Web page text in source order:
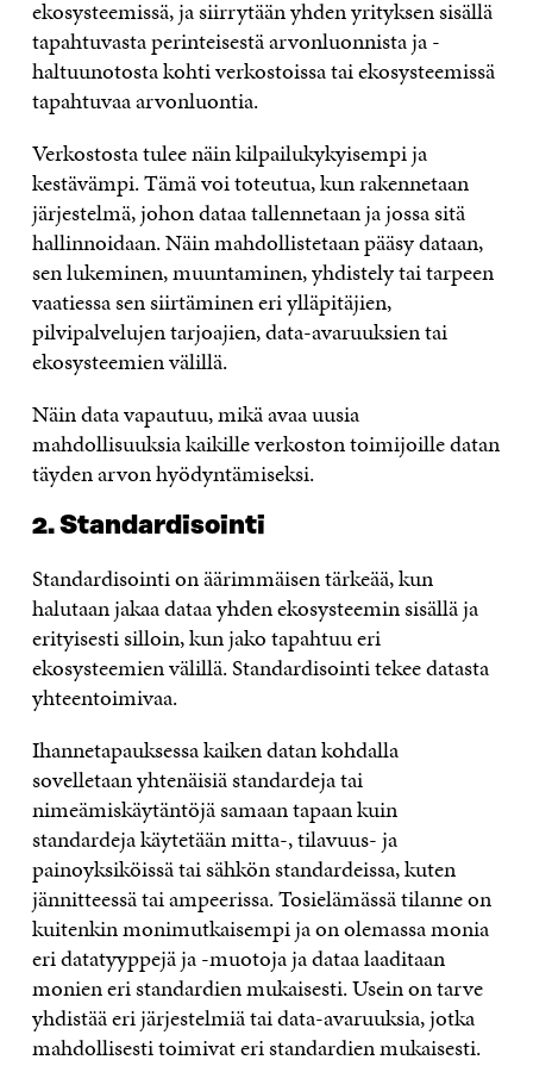
ekosysteemissä, ja siirrytään yhden yrityksen sisällä
tapahtuvasta perinteisestä arvonluonnista ja -
haltuunotosta kohti verkostoissa tai ekosysteemissä
tapahtuvaa arvonluontia.
Verkostosta tulee näin kilpailukykyisempi ja
kestävämpi. Tämä voi toteutua, kun rakennetaan
järjestelmä, johon dataa tallennetaan ja jossa sitä
hallinnoidaan. Näin mahdollistetaan pääsy dataan,
sen lukeminen, muuntaminen, yhdistely tai tarpeen
vaatiessa sen siirtäminen eri ylläpitäjien,
pilvipalvelujen tarjoajien, data-avaruuksien tai
ekosysteemien välillä.
Näin data vapautuu, mikä avaa uusia
mahdollisuuksia kaikille verkoston toimijoille datan
täyden arvon hyödyntämiseksi.
2. Standardisointi
Standardisointi on äärimmäisen tärkeää, kun
halutaan jakaa dataa yhden ekosysteemin sisällä ja
erityisesti silloin, kun jako tapahtuu eri
ekosysteemien välillä. Standardisointi tekee datasta
yhteentoimivaa.
Ihannetapauksessa kaiken datan kohdalla
sovelletaan yhtenäisiä standardeja tai
nimeämiskäytäntöjä samaan tapaan kuin
standardeja käytetään mitta-, tilavuus- ja
painoyksiköissä tai sähkön standardeissa, kuten
jännitteessä tai ampeerissa. Tosielämässä tilanne on
kuitenkin monimutkaisempi ja on olemassa monia
eri datatyyppejä ja -muotoja ja dataa laaditaan
monien eri standardien mukaisesti. Usein on tarve
yhdistää eri järjestelmiä tai data-avaruuksia, jotka
mahdollisesti toimivat eri standardien mukaisesti.